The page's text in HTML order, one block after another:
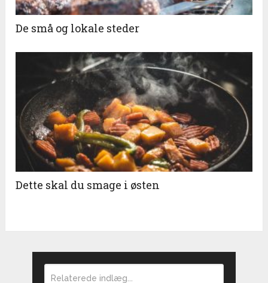
De små og lokale steder
Dette skal du smage i østen